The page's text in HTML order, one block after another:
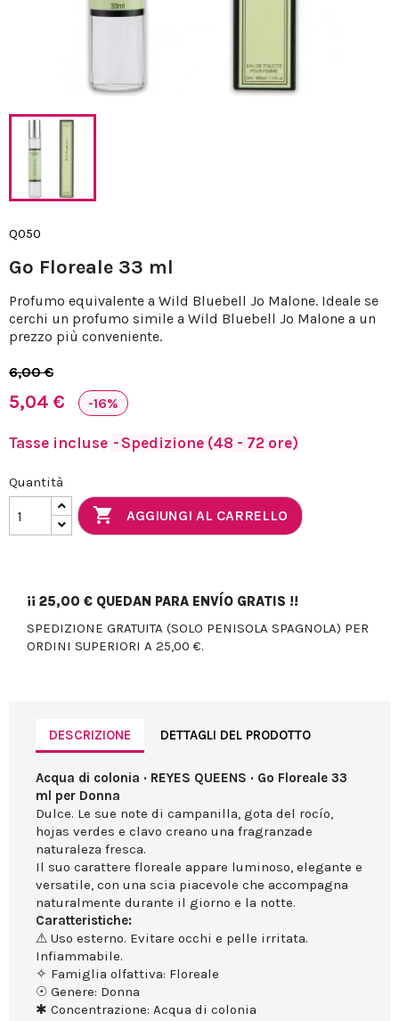
Q050
Go Floreale 33 ml
Profumo equivalente a Wild Bluebell Jo Malone. Ideale se
cerchi un profumo simile a Wild Bluebell Jo Malone a un
prezzo più conveniente.
6,00 €
5,04 € -16%
Tasse incluse Spedizione (48 - 72 ore)
Quantità
 AGGIUNGI AL CARRELLO
¡¡ 25,00 € QUEDAN PARA ENVÍO GRATIS !!
SPEDIZIONE GRATUITA (SOLO PENISOLA SPAGNOLA) PER
ORDINI SUPERIORI A 25,00 €.
DESCRIZIONE DETTAGLI DEL PRODOTTO
Acqua di colonia · REYES QUEENS · Go Floreale 33
ml per Donna
Dulce. Le sue note di campanilla, gota del rocío,
hojas verdes e clavo creano una fragranzade
naturaleza fresca.
Il suo carattere floreale appare luminoso, elegante e
versatile, con una scia piacevole che accompagna
naturalmente durante il giorno e la notte.
Caratteristiche:
⚠ Uso esterno. Evitare occhi e pelle irritata.
Infiammabile.
✧ Famiglia olfattiva: Floreale
☉ Genere: Donna
✱ Concentrazione: Acqua di colonia